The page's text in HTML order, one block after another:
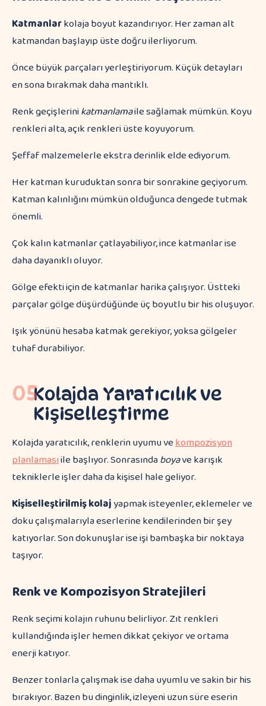
Katmanlarkolaja boyut kazandırıyor. Her zaman alt
katmandan başlayıp üste doğru ilerliyorum.
Önce büyük parçaları yerleştiriyorum. Küçük detayları
en sona bırakmak daha mantıklı.
Renk geçişlerinikatmanlamaile sağlamak mümkün. Koyu
renkleri alta, açık renkleri üste koyuyorum.
Şeffaf malzemelerle ekstra derinlik elde ediyorum.
Her katman kuruduktan sonra bir sonrakine geçiyorum.
Katman kalınlığını mümkün olduğunca dengede tutmak
önemli.
Çok kalın katmanlar çatlayabiliyor, ince katmanlar ise
daha dayanıklı oluyor.
Gölge efekti için de katmanlar harika çalışıyor. Üstteki
parçalar gölge düşürdüğünde üç boyutlu bir his oluşuyor.
Işık yönünü hesaba katmak gerekiyor, yoksa gölgeler
tuhaf durabiliyor.
05Kolajda Yaratıcılık ve
Kişiselleştirme
Kolajda yaratıcılık, renklerin uyumu vekompozisyon
planlamasıile başlıyor. Sonrasındaboyave karışık
tekniklerle işler daha da kişisel hale geliyor.
Kişiselleştirilmiş kolajyapmak isteyenler, eklemeler ve
doku çalışmalarıyla eserlerine kendilerinden bir şey
katıyorlar. Son dokunuşlar ise işi bambaşka bir noktaya
taşıyor.
Renk ve Kompozisyon Stratejileri
Renk seçimi kolajın ruhunu belirliyor. Zıt renkleri
kullandığında işler hemen dikkat çekiyor ve ortama
enerji katıyor.
Benzer tonlarla çalışmak ise daha uyumlu ve sakin bir his
bırakıyor. Bazen bu dinginlik, izleyeni uzun süre eserin